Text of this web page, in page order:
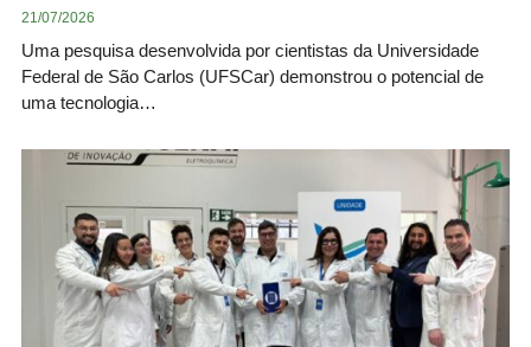
21/07/2026
Uma pesquisa desenvolvida por cientistas da Universidade
Federal de São Carlos (UFSCar) demonstrou o potencial de
uma tecnologia…